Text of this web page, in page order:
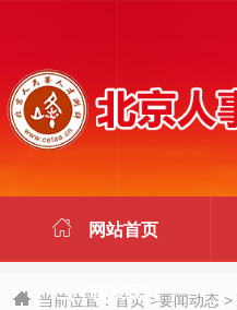
 网站首页
 联系我们
当前位置： 首页 >要闻动态 >